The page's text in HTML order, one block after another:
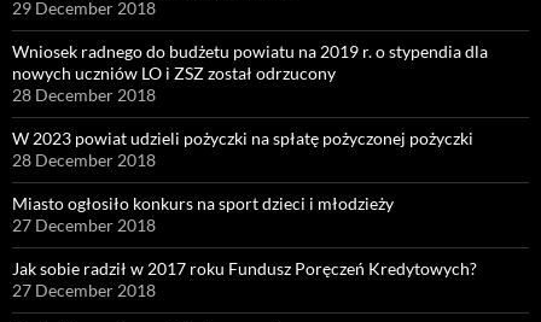
29 December 2018
Wniosek radnego do budżetu powiatu na 2019 r. o stypendia dla
nowych uczniów LO i ZSZ został odrzucony
28 December 2018
W 2023 powiat udzieli pożyczki na spłatę pożyczonej pożyczki
28 December 2018
Miasto ogłosiło konkurs na sport dzieci i młodzieży
27 December 2018
Jak sobie radził w 2017 roku Fundusz Poręczeń Kredytowych?
27 December 2018